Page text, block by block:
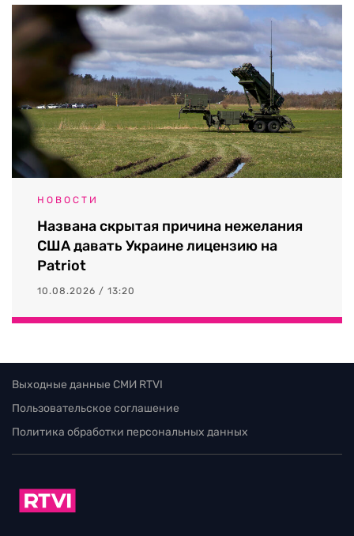
НОВОСТИ
Названа скрытая причина нежелания
США давать Украине лицензию на
Patriot
10.08.2026 / 13:20
Выходные данные СМИ RTVI
Пользовательское соглашение
Политика обработки персональных данных